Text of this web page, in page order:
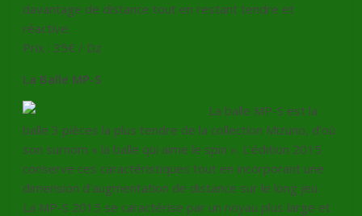
davantage de distance tout en restant tendre et
réactive.
Prix : 35€ / Dz
La Balle MP-S
La balle MP-S est la
balle 3 pièces la plus tendre de la collection Mizuno, d’où
son surnom « la balle qui aime le spin ». L’édition 2015
conserve ces caractéristiques tout en incorporant une
dimension d’augmentation de distance sur le long jeu.
La MP-S 2015 se caractérise par un noyau plus large et